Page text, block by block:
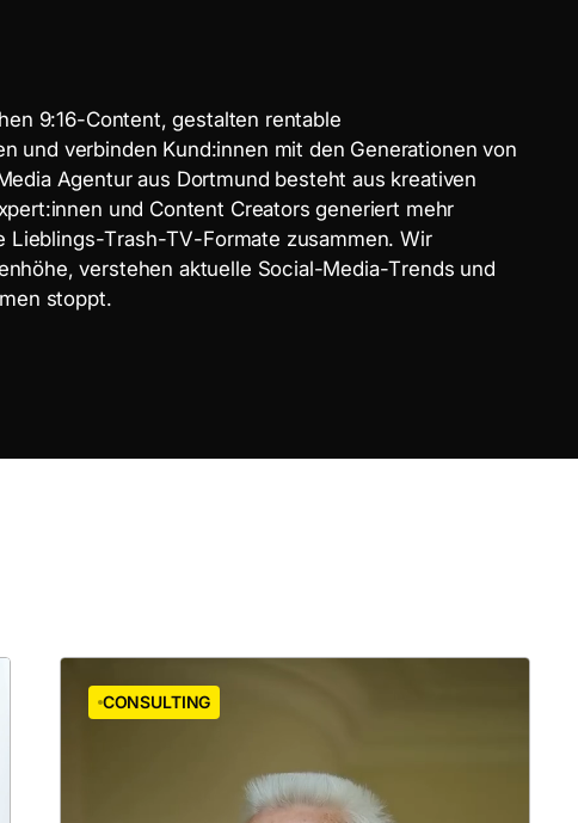
hen 9:16-Content, gestalten rentable
n und verbinden Kund:innen mit den Generationen von
edia Agentur aus Dortmund besteht aus kreativen
xpert:innen und Content Creators generiert mehr
Lieblings-Trash-TV-Formate zusammen. Wir
nhöhe, verstehen aktuelle Social-Media-Trends und
men stoppt.
CONSULTING